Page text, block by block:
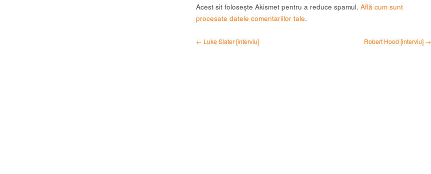
Acest sit folosește Akismet pentru a reduce spamul. Află cum sunt
procesate datele comentariilor tale.
← Luke Slater [interviu] Robert Hood [interviu] →